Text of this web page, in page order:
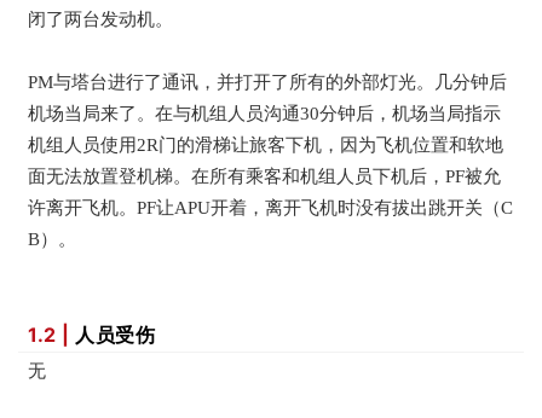
闭了两台发动机。
PM与塔台进行了通讯，并打开了所有的外部灯光。几分钟后
机场当局来了。在与机组人员沟通30分钟后，机场当局指示
机组人员使用2R门的滑梯让旅客下机，因为飞机位置和软地
面无法放置登机梯。在所有乘客和机组人员下机后，PF被允
许离开飞机。PF让APU开着，离开飞机时没有拔出跳开关（C
B）。
1.2 | 人员受伤
无